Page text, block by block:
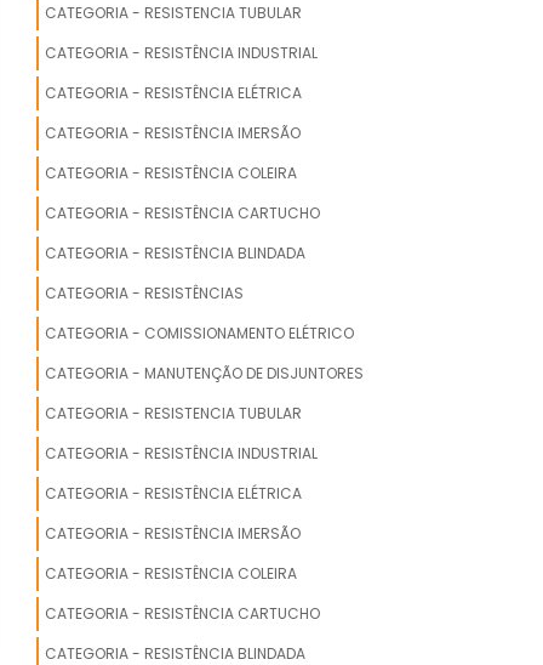
RESISTENCIA BANHO MARIA PRECO
RESISTENCIA FLEXIVEL
RESISTENCIA ALUMINIO FUNDIDO
RESISTENCIA PARA EMBALADORA
COMPRAR
RESISTENCIA HELICOIDAL
RESISTENCIA ELETRICA CARTUCHO
RESISTENCIA CINTA TERMICA PARA
TAMBOR
RESISTENCIA PARA AQUECER AGUA
CATEGORIA - RESISTENCIA TUBULAR
CATEGORIA - RESISTÊNCIA INDUSTRIAL
CATEGORIA - RESISTÊNCIA ELÉTRICA
CATEGORIA - RESISTÊNCIA IMERSÃO
CATEGORIA - RESISTÊNCIA COLEIRA
CATEGORIA - RESISTÊNCIA CARTUCHO
CATEGORIA - RESISTÊNCIA BLINDADA
CATEGORIA - RESISTÊNCIAS
CATEGORIA - COMISSIONAMENTO ELÉTRICO
CATEGORIA - MANUTENÇÃO DE DISJUNTORES
CATEGORIA - RESISTENCIA TUBULAR
CATEGORIA - RESISTÊNCIA INDUSTRIAL
CATEGORIA - RESISTÊNCIA ELÉTRICA
CATEGORIA - RESISTÊNCIA IMERSÃO
CATEGORIA - RESISTÊNCIA COLEIRA
CATEGORIA - RESISTÊNCIA CARTUCHO
CATEGORIA - RESISTÊNCIA BLINDADA